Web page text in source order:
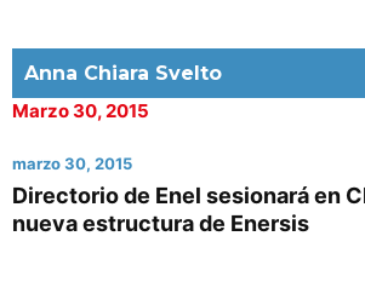
Anna Chiara Svelto
Marzo 30, 2015
marzo 30, 2015
Directorio de Enel sesionará en
nueva estructura de Enersis